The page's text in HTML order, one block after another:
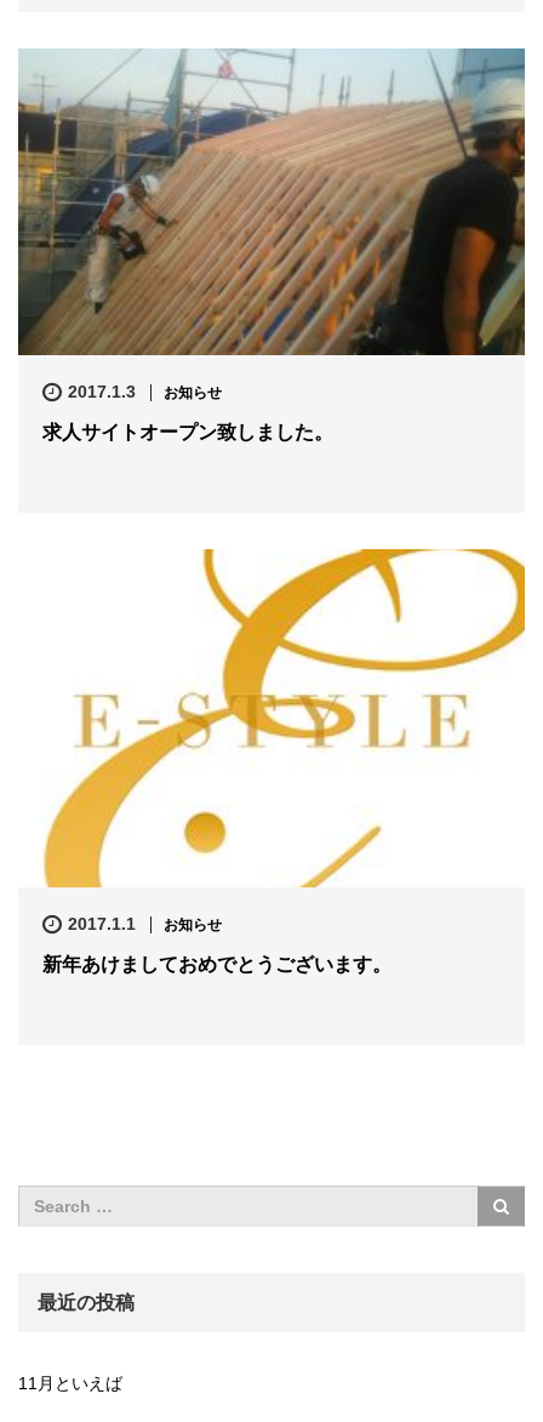
2017.1.3 お知らせ
求人サイトオープン致しました。
2017.1.1 お知らせ
新年あけましておめでとうございます。
最近の投稿
11月といえば